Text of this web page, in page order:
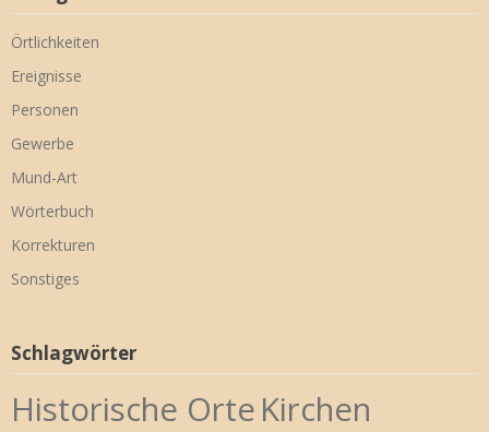
Örtlichkeiten
Ereignisse
Personen
Gewerbe
Mund-Art
Wörterbuch
Korrekturen
Sonstiges
Schlagwörter
Historische Orte Kirchen